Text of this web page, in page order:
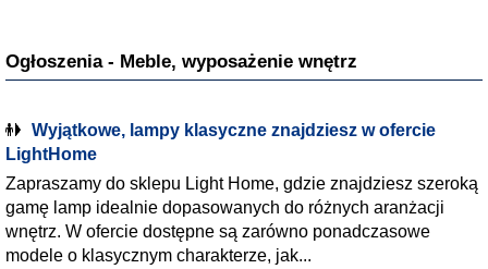
Ogłoszenia - Meble, wyposażenie wnętrz
Wyjątkowe, lampy klasyczne znajdziesz w ofercie
LightHome
Zapraszamy do sklepu Light Home, gdzie znajdziesz szeroką
gamę lamp idealnie dopasowanych do różnych aranżacji
wnętrz. W ofercie dostępne są zarówno ponadczasowe
modele o klasycznym charakterze, jak...